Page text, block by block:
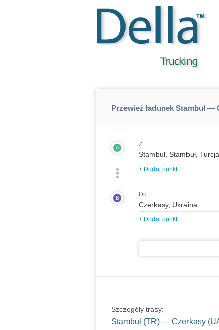
Przewieź ładunek Stambuł
A Z
+ Dodaj punkt
B Do
+ Dodaj punkt
Szczegóły trasy:
Stambuł (TR) — Czerkasy